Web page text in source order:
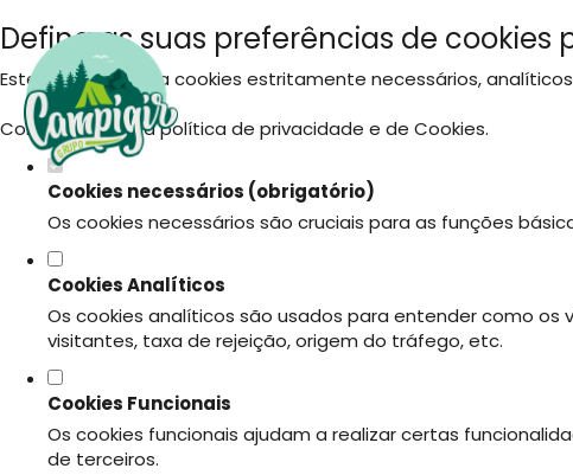
Defina as suas preferências de cookies
Este website utiliza cookies estritamente necessários,
Consulte a nossapolítica de privacidade e de Cookies.
Cookies necessários (obrigatório)
Os cookies necessários são cruciais para as funções
Cookies Analíticos
Os cookies analíticos são usados para entender como
visitantes, taxa de rejeição, origem do tráfego, etc.
Cookies Funcionais
Os cookies funcionais ajudam a realizar certas
de terceiros.